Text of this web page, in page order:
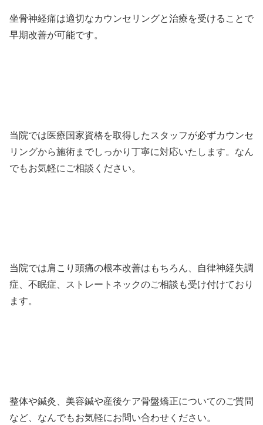
坐骨神経痛は適切なカウンセリングと治療を受けることで
早期改善が可能です。
当院では医療国家資格を取得したスタッフが必ずカウンセ
リングから施術までしっかり丁寧に対応いたします。なん
でもお気軽にご相談ください。
当院では肩こり頭痛の根本改善はもちろん、自律神経失調
症、不眠症、ストレートネックのご相談も受け付けており
ます。
整体や鍼灸、美容鍼や産後ケア骨盤矯正についてのご質問
など、なんでもお気軽にお問い合わせください。